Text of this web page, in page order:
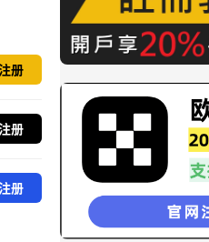
册
册
册